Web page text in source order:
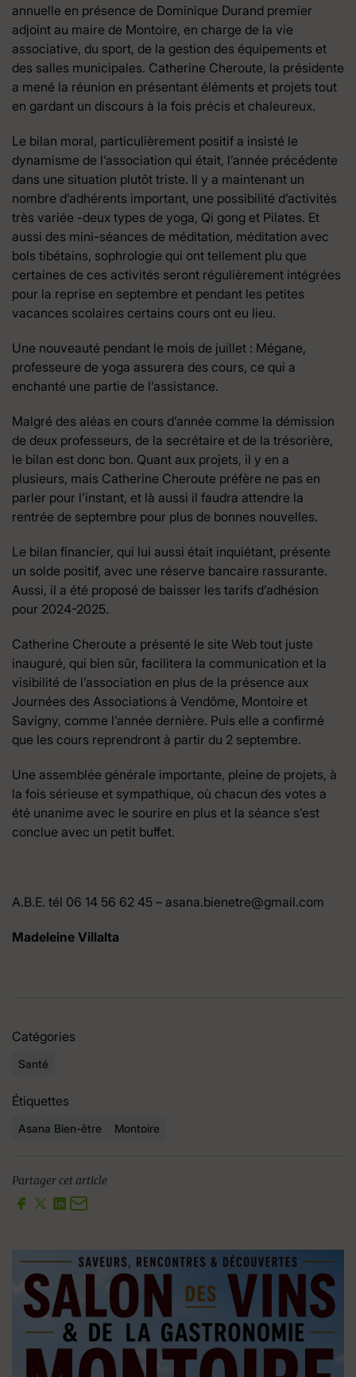
annuelle en présence de Dominique Durand premier
adjoint au maire de Montoire, en charge de la vie
associative, du sport, de la gestion des équipements et
des salles municipales. Catherine Cheroute, la présidente
a mené la réunion en présentant éléments et projets tout
en gardant un discours à la fois précis et chaleureux.
Le bilan moral, particulièrement positif a insisté le
dynamisme de l’association qui était, l’année précédente
dans une situation plutôt triste. Il y a maintenant un
nombre d’adhérents important, une possibilité d’activités
très variée -deux types de yoga, Qi gong et Pilates. Et
aussi des mini-séances de méditation, méditation avec
bols tibétains, sophrologie qui ont tellement plu que
certaines de ces activités seront régulièrement intégrées
pour la reprise en septembre et pendant les petites
vacances scolaires certains cours ont eu lieu.
Une nouveauté pendant le mois de juillet : Mégane,
professeure de yoga assurera des cours, ce qui a
enchanté une partie de l’assistance.
Malgré des aléas en cours d’année comme la démission
de deux professeurs, de la secrétaire et de la trésorière,
le bilan est donc bon. Quant aux projets, il y en a
plusieurs, mais Catherine Cheroute préfère ne pas en
parler pour l’instant, et là aussi il faudra attendre la
rentrée de septembre pour plus de bonnes nouvelles.
Le bilan financier, qui lui aussi était inquiétant, présente
un solde positif, avec une réserve bancaire rassurante.
Aussi, il a été proposé de baisser les tarifs d’adhésion
pour 2024-2025.
Catherine Cheroute a présenté le site Web tout juste
inauguré, qui bien sûr, facilitera la communication et la
visibilité de l’association en plus de la présence aux
Journées des Associations à Vendôme, Montoire et
Savigny, comme l’année dernière. Puis elle a confirmé
que les cours reprendront à partir du 2 septembre.
Une assemblée générale importante, pleine de projets, à
la fois sérieuse et sympathique, où chacun des votes a
été unanime avec le sourire en plus et la séance s’est
conclue avec un petit buffet.
A.B.E. tél 06 14 56 62 45 – asana.bienetre@gmail.com
Madeleine Villalta
Catégories
Santé
Étiquettes
Asana Bien-être Montoire
Partager cet article